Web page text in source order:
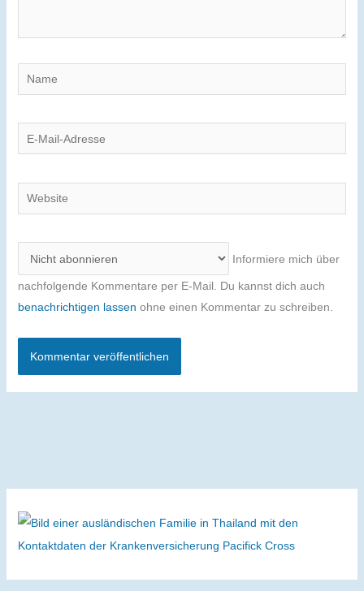
Name
E-
Mail-
Website
Informiere mich über
nachfolgende Kommentare per E-Mail. Du kannst dich auch
benachrichtigen lassen ohne einen Kommentar zu schreiben.